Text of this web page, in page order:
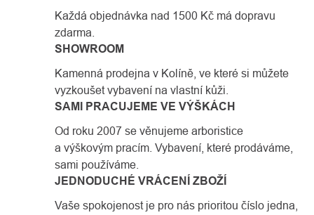
Každá objednávka nad 1500 Kč má dopravu
zdarma.
SHOWROOM
Kamenná prodejna v Kolíně, ve které si můžete
vyzkoušet vybavení na vlastní kůži.
SAMI PRACUJEME VE VÝŠKÁCH
Od roku 2007 se věnujeme arboristice
a výškovým pracím. Vybavení, které prodáváme,
sami používáme.
JEDNODUCHÉ VRÁCENÍ ZBOŽÍ
Vaše spokojenost je pro nás prioritou číslo jedna,